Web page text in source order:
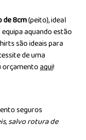
de 8cm(peito), ideal
aquando estão
são ideais para
de uma
orçamentoaqui!
seguros
salvo rotura de